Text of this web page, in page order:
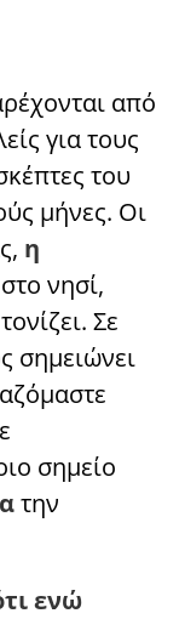
από
για τους
του
μήνες. Οι
η
στο νησί,
Σε
σημειώνει
σημείο
την
ενώ